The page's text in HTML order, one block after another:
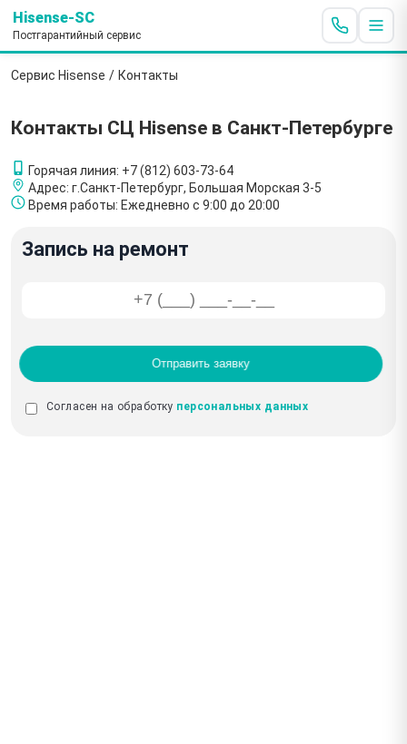
Hisense-SC
Постгарантийный сервис
Сервис Hisense / Контакты
Контакты СЦ Hisense в Санкт-Петербурге
Горячая линия: +7 (812) 603-73-64
Адрес: г.Санкт-Петербург, Большая Морская 3-5
Время работы: Ежедневно с 9:00 до 20:00
Запись на ремонт
Отправить заявку
Согласен на обработку персональных данных